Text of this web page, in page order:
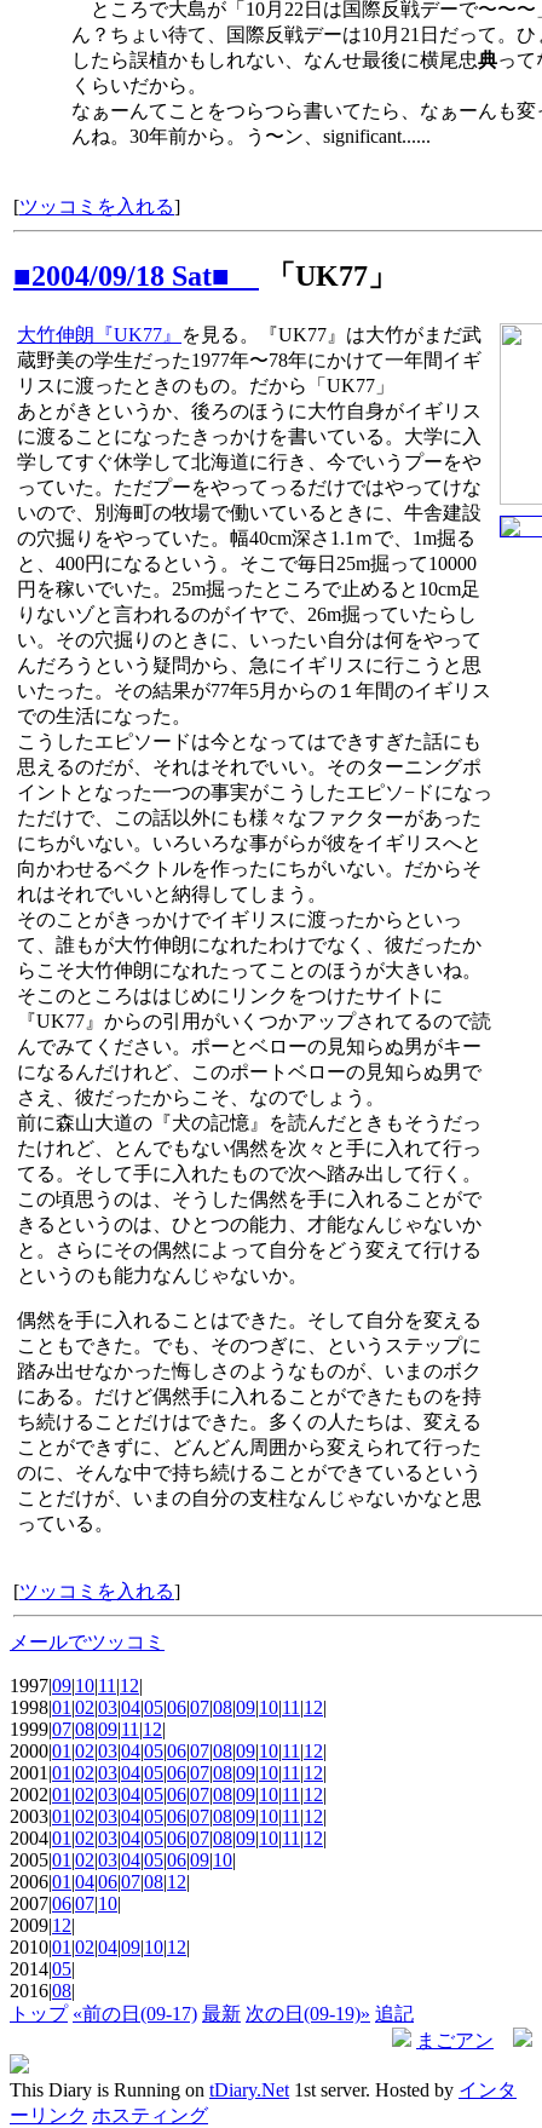
ところで大島が「10月22日は国際反戦デーで〜〜〜
ん？ちょい待て、国際反戦デーは10月21日だって。ひ
したら誤植かもしれない、なんせ最後に横尾忠典って
くらいだから。
なぁーんてことをつらつら書いてたら、なぁーんも変
んね。30年前から。う〜ン、significant......
[ツッコミを入れる]
■2004/09/18 Sat■ 「UK77」
大竹伸朗『UK77』
を見る。『UK77』は大竹がまだ武
蔵野美の学生だった1977年〜78年にかけて一年間イギ
リスに渡ったときのもの。だから「UK77」
あとがきというか、後ろのほうに大竹自身がイギリス
に渡ることになったきっかけを書いている。大学に入
学してすぐ休学して北海道に行き、今でいうプーをや
っていた。ただプーをやってっるだけではやってけな
いので、別海町の牧場で働いているときに、牛舎建設
の穴掘りをやっていた。幅40cm深さ1.1ｍで、1m掘る
と、400円になるという。そこで毎日25m掘って10000
円を稼いでいた。25m掘ったところで止めると10cm足
りないゾと言われるのがイヤで、26m掘っていたらし
い。その穴掘りのときに、いったい自分は何をやって
んだろうという疑問から、急にイギリスに行こうと思
いたった。その結果が77年5月からの１年間のイギリス
での生活になった。
こうしたエピソードは今となってはできすぎた話にも
思えるのだが、それはそれでいい。そのターニングポ
イントとなった一つの事実がこうしたエピソ−ドになっ
ただけで、この話以外にも様々なファクターがあった
にちがいない。いろいろな事がらが彼をイギリスへと
向かわせるベクトルを作ったにちがいない。だからそ
れはそれでいいと納得してしまう。
そのことがきっかけでイギリスに渡ったからといっ
て、誰もが大竹伸朗になれたわけでなく、彼だったか
らこそ大竹伸朗になれたってことのほうが大きいね。
そこのところははじめにリンクをつけたサイトに
『UK77』からの引用がいくつかアップされてるので読
んでみてください。ポーとベローの見知らぬ男がキー
になるんだけれど、このポートベローの見知らぬ男で
さえ、彼だったからこそ、なのでしょう。
前に森山大道の『犬の記憶』を読んだときもそうだっ
たけれど、とんでもない偶然を次々と手に入れて行っ
てる。そして手に入れたもので次へ踏み出して行く。
この頃思うのは、そうした偶然を手に入れることがで
きるというのは、ひとつの能力、才能なんじゃないか
と。さらにその偶然によって自分をどう変えて行ける
というのも能力なんじゃないか。
偶然を手に入れることはできた。そして自分を変える
こともできた。でも、そのつぎに、というステップに
踏み出せなかった悔しさのようなものが、いまのボク
にある。だけど偶然手に入れることができたものを持
ち続けることだけはできた。多くの人たちは、変える
ことができずに、どんどん周囲から変えられて行った
のに、そんな中で持ち続けることができているという
ことだけが、いまの自分の支柱なんじゃないかなと思
っている。
[ツッコミを入れる]
メールでツッコミ
1997|09|10|11 |12|
1998|01 |02|03|04|05|06|07|08|09|10|11 |12|
1999|07|08|09|11 |12|
2000|01 |02|03|04|05|06|07|08|09|10|11 |12|
2001|01 |02|03|04|05|06|07|08|09|10|11 |12|
2002|01 |02|03|04|05|06|07|08|09|10|11 |12|
2003|01 |02|03|04|05|06|07|08|09|10|11 |12|
2004|01 |02|03|04|05|06|07|08|09|10|11 |12|
2005|01 |02|03|04|05|06|09|10|
2006|01 |04|06|07|08|12|
2007|06|07|10|
2009|12|
2010|01 |02|04|09|10|12|
2014|05|
2016|08|
トップ «前の日(09-17) 最新 次の日(09-19)» 追記
まごアン
This Diary is Running on tDiary.Net 1st server. Hosted by インタ
ーリンク ホスティング